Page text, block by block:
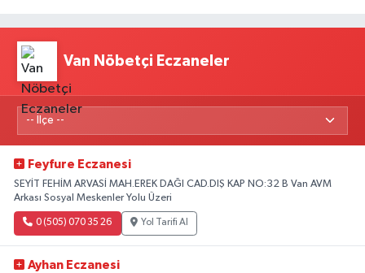
Van Nöbetçi Eczaneler
Feyfure Eczanesi
SEYİT FEHİM ARVASİ MAH.EREK DAĞI CAD.DIŞ KAP NO:32 B Van AVM
Arkası Sosyal Meskenler Yolu Üzeri
0 (505) 070 35 26 Yol Tarifi Al
Ayhan Eczanesi